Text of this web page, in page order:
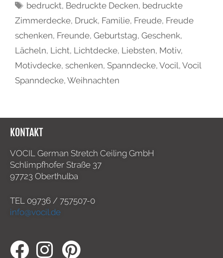
bedruckt, Bedruckte Decken, bedruckte
Zimmerdecke, Druck, Familie, Freude, Freude
schenken, Freunde, Geburtstag, Geschenk,
Lächeln, Licht, Lichtdecke, Liebsten, Motiv,
Motivdecke, schenken, Spanndecke, Vocil, Vocil
Spanndecke, Weihnachten
KONTAKT
VOCIL German Stretch Ceiling GmbH
Schlimpfhofer Straße 37
97723 Oberthulba
TEL 09736 / 757507-0
info@vocil.de